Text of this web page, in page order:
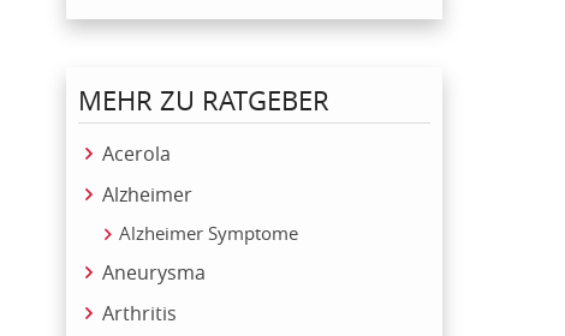
MEHR ZU RATGEBER
Acerola
Alzheimer
Alzheimer Symptome
Aneurysma
Arthritis